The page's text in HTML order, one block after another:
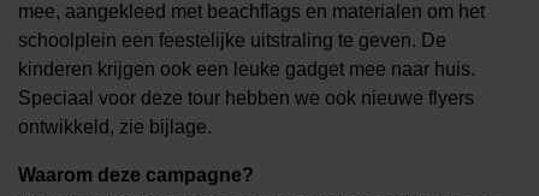
mee, aangekleed met beachflags en materialen om het
schoolplein een feestelijke uitstraling te geven. De
kinderen krijgen ook een leuke gadget mee naar huis.
Speciaal voor deze tour hebben we ook nieuwe flyers
ontwikkeld, zie bijlage.
Waarom deze campagne?